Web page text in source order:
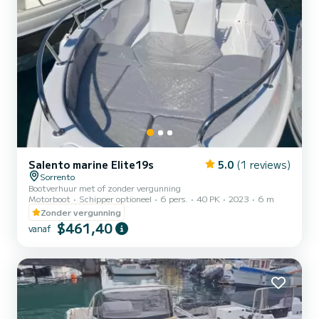
Salento marine Elite19s 5.0 (1 reviews)
Sorrento
Bootverhuur met of zonder vergunning
Motorboot
Schipper optioneel 6 pers. 40 PK 2023
6 m
Zonder vergunning
vanaf $461,40